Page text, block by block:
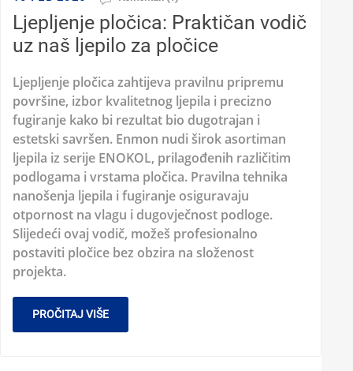
Ljepljenje pločica: Praktičan vodič
uz naš ljepilo za pločice
Ljepljenje pločica zahtijeva pravilnu pripremu
površine, izbor kvalitetnog ljepila i precizno
fugiranje kako bi rezultat bio dugotrajan i
estetski savršen. Enmon nudi širok asortiman
ljepila iz serije ENOKOL, prilagođenih različitim
podlogama i vrstama pločica. Pravilna tehnika
nanošenja ljepila i fugiranje osiguravaju
otpornost na vlagu i dugovječnost podloge.
Slijedeći ovaj vodič, možeš profesionalno
postaviti pločice bez obzira na složenost
projekta.
PROČITAJ VIŠE